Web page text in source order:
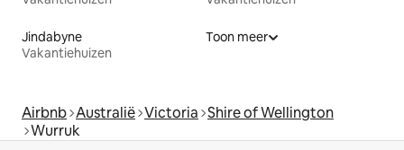
Jindabyne
Vakantiehuizen
Toon meer
Airbnb Australië Victoria Shire of Wellington
Wurruk